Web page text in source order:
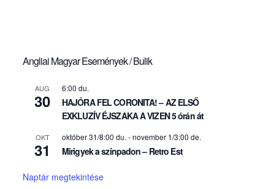
Angliai Magyar Események / Bulik
AUG
30
6:00 du.
HAJÓRA FEL CORONITA! – AZ ELSŐ
EXKLUZÍV ÉJSZAKA A VIZEN 5 órán át
OKT
31
október 31/8:00 du. -november 1/3:00 de.
Mirigyek a színpadon – Retro Est
Naptár megtekintése